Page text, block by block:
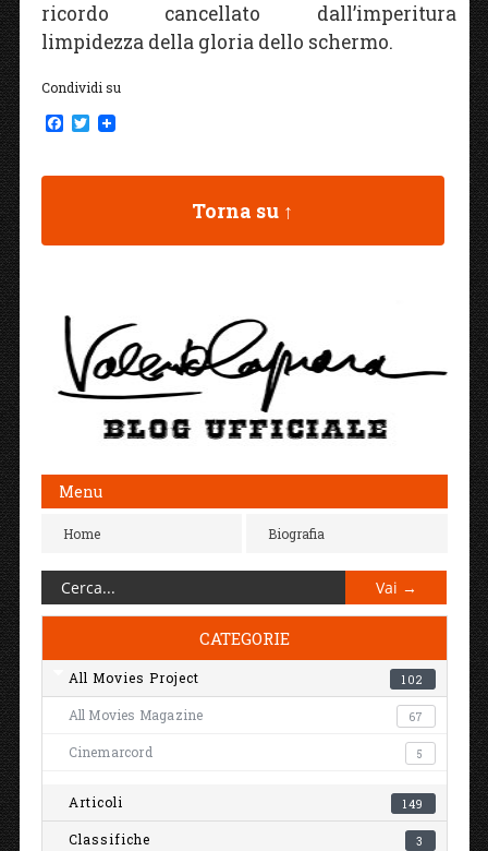
ricordo cancellato dall’imperitura
limpidezza della gloria dello schermo.
Condividi su
F
e
k
T
t
Torna su ↑
Menu
Home Biografia
CATEGORIE
All Movies Project 102
All Movies Magazine 67
Cinemarcord 5
Articoli 149
Classifiche 3